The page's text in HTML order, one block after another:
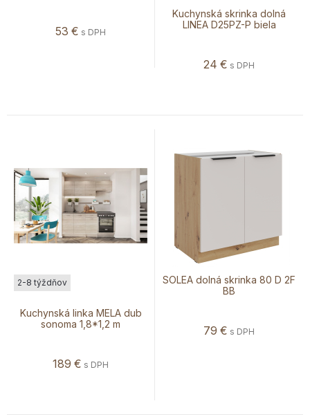
53 € s DPH
Kuchynská skrinka dolná
LINEA D25PZ-P biela
24 € s DPH
Kuchynská linka MELA dub
sonoma 1,8*1,2 m
2-8 týždňov
189 € s DPH
SOLEA dolná skrinka 80 D 2F
BB
79 € s DPH